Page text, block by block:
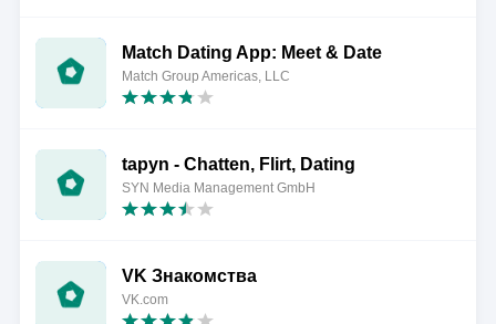
Match Dating App: Meet & Date
Match Group Americas, LLC
tapyn - Chatten, Flirt, Dating
SYN Media Management GmbH
VK Знакомства
VK.com